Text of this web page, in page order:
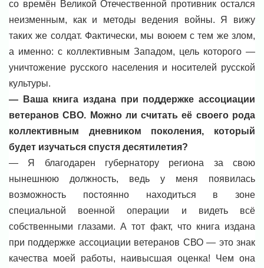
со времён Великой Отечественной противник остался
неизменным, как и методы ведения войны. Я вижу
таких же солдат. Фактически, мы воюем с тем же злом,
а именно: с коллективным Западом, цель которого —
уничтожение русского населения и носителей русской
культуры.
— Ваша книга издана при поддержке ассоциации
ветеранов СВО. Можно ли считать её своего рода
коллективным дневником поколения, который
будет изучаться спустя десятилетия?
— Я благодарен губернатору региона за свою
нынешнюю должность, ведь у меня появилась
возможность постоянно находиться в зоне
специальной военной операции и видеть всё
собственными глазами. А тот факт, что книга издана
при поддержке ассоциации ветеранов СВО — это знак
качества моей работы, наивысшая оценка! Чем она